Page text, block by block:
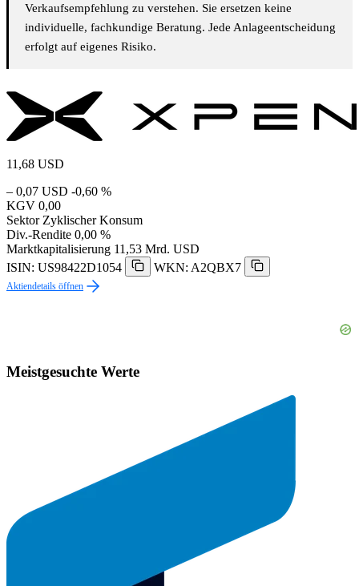
Verkaufsempfehlung zu verstehen. Sie ersetzen keine
individuelle, fachkundige Beratung. Jede Anlageentscheidung
erfolgt auf eigenes Risiko.
11,68 USD
– 0,07 USD -0,60 %
KGV 0,00
Sektor Zyklischer Konsum
Div.-Rendite 0,00 %
Marktkapitalisierung 11,53 Mrd. USD
ISIN: US98422D1054
WKN: A2QBX7
Aktiendetails öffnen
Meistgesuchte Werte